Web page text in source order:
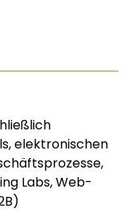
elektronischen
Labs, Web-